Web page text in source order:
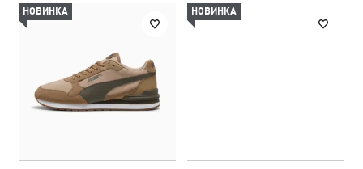
НОВИНКА НОВИНКА